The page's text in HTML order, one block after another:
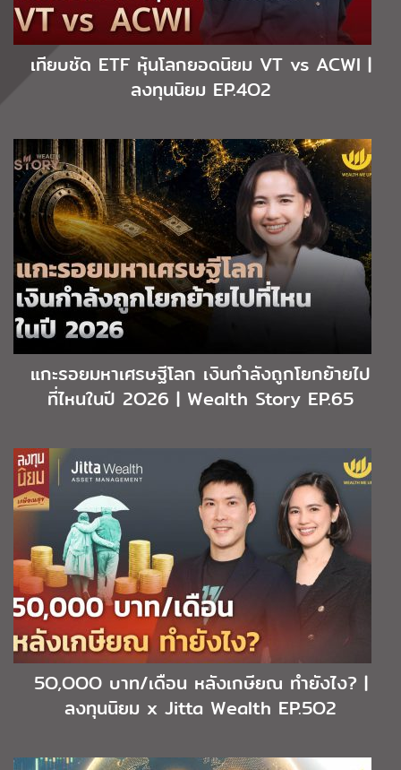
เทียบชัด ETF หุ้นโลกยอดนิยม VT vs ACWI |
ลงทุนนิยม EP.4O2
แกะรอยมหาเศรษฐีโลก เงินกำลังถูกโยกย้ายไป
ที่ไหนในปี 2O26 | Wealth Story EP.65
5O,OOO บาท/เดือน หลังเกษียณ ทำยังไง? |
ลงทุนนิยม x Jitta Wealth EP.5O2